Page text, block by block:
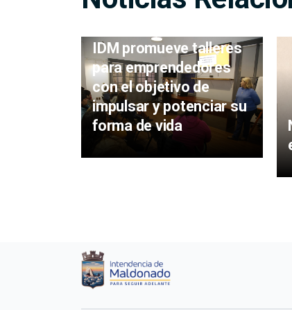
IDM promueve talleres
para emprendedores
con el objetivo de
impulsar y potenciar su
forma de vida